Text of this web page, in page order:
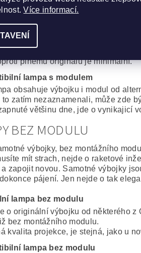
výměně jako nový
spolehlivost a výdrž bez
lampa včetně modulu
řešení, za výhodnou cenu.
Iwasaki, Matsushita, Ushio) s
plnému originálu je minimální.
lampa s modulem
obsahuje výbojku i modul od
to zatím nezaznamenali, může zde
většinu dne, jde o vynikajicí
BEZ MODULU
výbojky, bez montážního
mít strach, nejde o raketové
zapojit novou. Samotné výbojky
pájení. Jen nejde o tak
lampa bez modulu
o originální výbojku od některého z
bez montážního modulu.
kvalita projekce, je stejná, jako u
lampa bez modulu
Více informací.